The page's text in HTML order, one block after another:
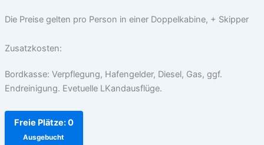
Die Preise gelten pro Person in einer Doppelkabine, + Skipper
Zusatzkosten:
Bordkasse: Verpflegung, Hafengelder, Diesel, Gas, ggf.
Endreinigung. Evetuelle LKandausflüge.
Freie Plätze: 0
Ausgebucht